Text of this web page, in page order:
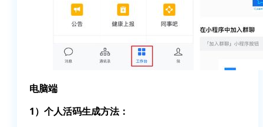
电脑端
1）个人活码生成方法：